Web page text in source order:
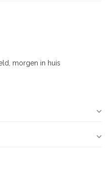
morgen in huis